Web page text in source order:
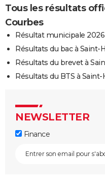
Tous les résultats
Courbes
Résultat municipale
Résultats du bac à Saint-
Résultats du brevet à
Résultats du BTS à
NEWSLETTER
Finance